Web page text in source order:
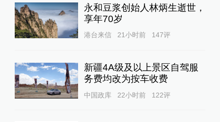
永和豆浆创始人林炳生逝世，
享年70岁
港台来信 21小时前 147评
新疆4A级及以上景区自驾服
务费均改为按车收费
中国政库 22小时前 122评